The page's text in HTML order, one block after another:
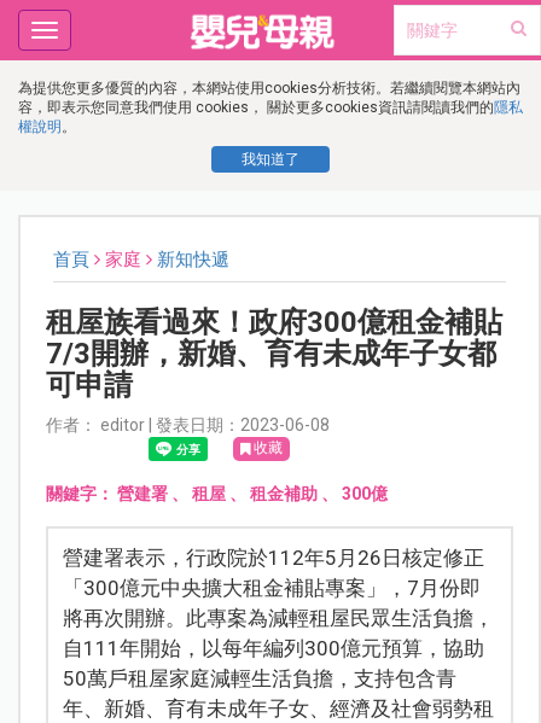
為提供您更多優質的內容，本網站使用cookies分析技術。若繼續閱覽本網站內
容，即表示您同意我們使用 cookies， 關於更多cookies資訊請閱讀我們的隱私
權說明 。
我知道了
Toggle
navigation
首頁 家庭 新知快遞
租屋族看過來！政府300億租金補貼
7/3開辦，新婚、育有未成年子女都
可申請
作者： editor | 發表日期：2023-06-08
收藏
關鍵字： 營建署、 租屋、 租金補助、 300億
營建署表示，行政院於112年5月26日核定修正
「300億元中央擴大租金補貼專案」，7月份即
將再次開辦。此專案為減輕租屋民眾生活負擔，
自111年開始，以每年編列300億元預算，協助
50萬戶租屋家庭減輕生活負擔，支持包含青
年、新婚、育有未成年子女、經濟及社會弱勢租